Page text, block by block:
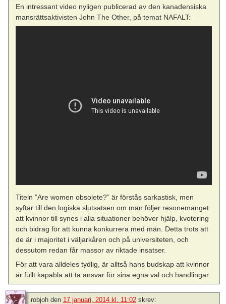
En intressant video nyligen publicerad av den kanadensiska
mansrättsaktivisten John The Other, på temat NAFALT:
Titeln ”Are women obsolete?” är förstås sarkastisk, men
syftar till den logiska slutsatsen om man följer resonemanget
att kvinnor till synes i alla situationer behöver hjälp, kvotering
och bidrag för att kunna konkurrera med män. Detta trots att
de är i majoritet i väljarkåren och på universiteten, och
dessutom redan får massor av riktade insatser.
För att vara alldeles tydlig, är alltså hans budskap att kvinnor
är fullt kapabla att ta ansvar för sina egna val och handlingar.
robjoh den 17 januari, 2014 kl. 11:02 skrev: